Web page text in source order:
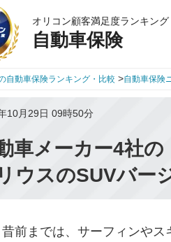
オリコン顧客満足度ランキング
自動車保険
自動車保険ランキング・比較 >自動車保険
10月29日 09時50分
車メーカー4社
ウスのSUVバー
前までは、サーフィンやス